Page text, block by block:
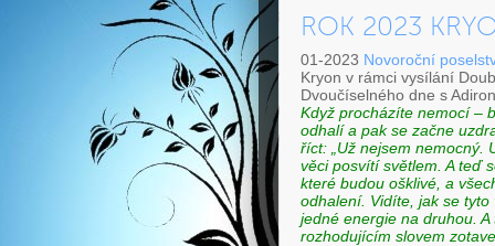
ROK 2023
01-2023 Novoroční
Kryon v rámci vysílání
Dvoučíselného dne s
Když procházíte nemocí –
odhalí a pak se začne
říct: „Už nejsem nemocný.
věci posvítí světlem. A teď
které budou ošklivé, a
odhalení. Vidíte, jak se
jedné energie na druhou.
rozhodujícím slovem